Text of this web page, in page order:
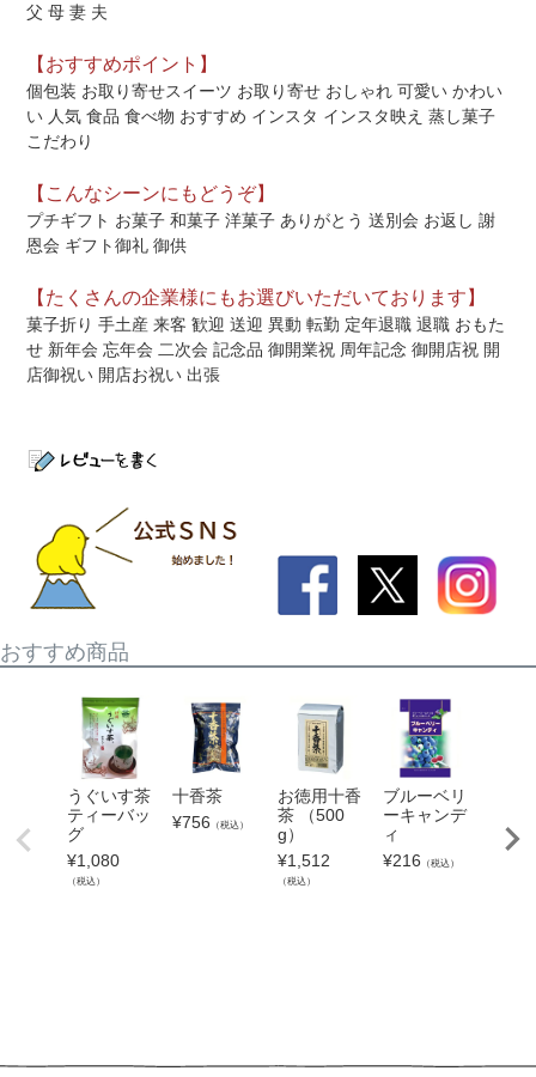
父 母 妻 夫
【おすすめポイント】
個包装 お取り寄せスイーツ お取り寄せ おしゃれ 可愛い かわい
い 人気 食品 食べ物 おすすめ インスタ インスタ映え 蒸し菓子
こだわり
【こんなシーンにもどうぞ】
プチギフト お菓子 和菓子 洋菓子 ありがとう 送別会 お返し 謝
恩会 ギフト御礼 御供
【たくさんの企業様にもお選びいただいております】
菓子折り 手土産 来客 歓迎 送迎 異動 転勤 定年退職 退職 おもた
せ 新年会 忘年会 二次会 記念品 御開業祝 周年記念 御開店祝 開
店御祝い 開店お祝い 出張
おすすめ商品
うぐいす茶
ティーバッ
グ
¥1,080
（税込）
十香茶
¥756 （税込）
お徳用十香
茶 （500
g）
¥1,512
（税込）
ブルーベリ
ーキャンデ
ィ
¥216 （税込）
入
人前